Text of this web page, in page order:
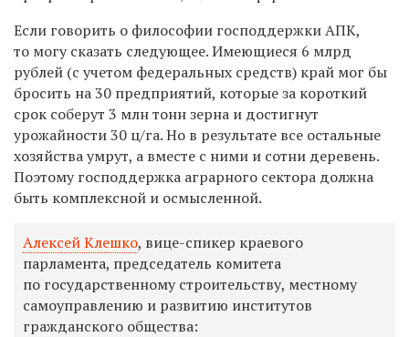
Если говорить о философии господдержки АПК,
то могу сказать следующее. Имеющиеся 6 млрд
рублей (с учетом федеральных средств) край мог бы
бросить на 30 предприятий, которые за короткий
срок соберут 3 млн тонн зерна и достигнут
урожайности 30 ц/га. Но в результате все остальные
хозяйства умрут, а вместе с ними и сотни деревень.
Поэтому господдержка аграрного сектора должна
быть комплексной и осмысленной.
Алексей Клешко, вице-спикер краевого
парламента, председатель комитета
по государственному строительству, местному
самоуправлению и развитию институтов
гражданского общества: